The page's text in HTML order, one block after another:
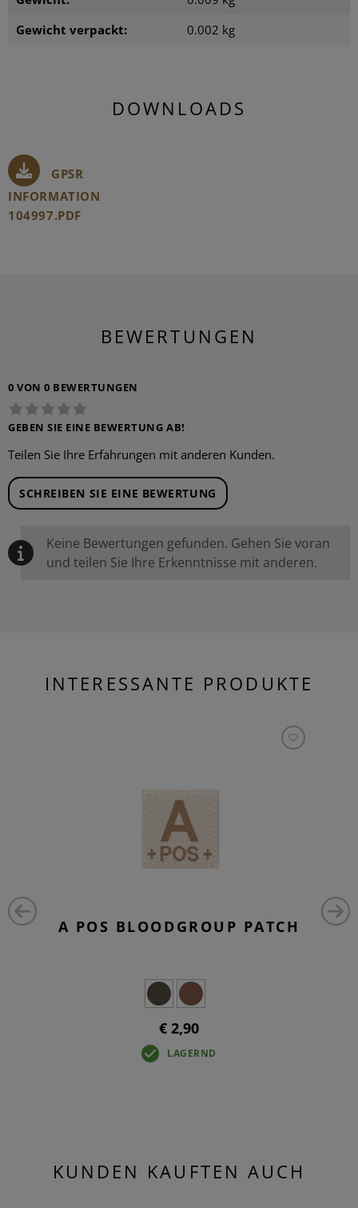
Gewicht verpackt:
0.002 kg
DOWNLOADS
GPSR
INFORMATION
104997.PDF
BEWERTUNGEN
0 VON 0 BEWERTUNGEN
GEBEN SIE EINE BEWERTUNG AB!
Teilen Sie Ihre Erfahrungen mit anderen Kunden.
SCHREIBEN SIE EINE BEWERTUNG
Keine Bewertungen gefunden. Gehen Sie voran
und teilen Sie Ihre Erkenntnisse mit anderen.
INTERESSANTE PRODUKTE
A POS BLOODGROUP PATCH
€ 2,90
LAGERND
KUNDEN KAUFTEN AUCH